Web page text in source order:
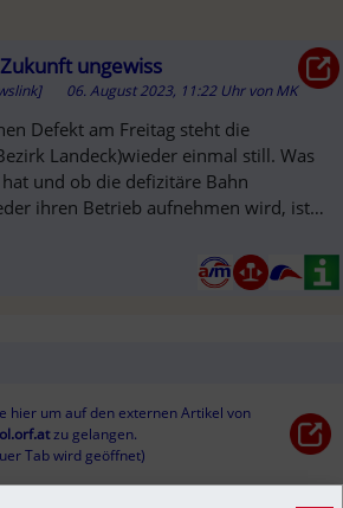
ungewiss
06. August 2023, 11:22 Uhr vonMK
Defekt am Freitag steht die
Landeck)wieder einmal still. Was
und ob die defizitäre Bahn
ihren Betrieb aufnehmen wird, ist
hier um auf den externen Artikel von
zu gelangen.
Tab wird geöffnet)